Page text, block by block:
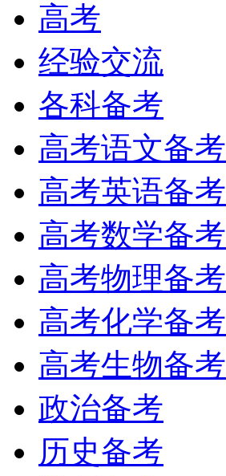
高考
经验交流
各科备考
高考语文备考
高考英语备考
高考数学备考
高考物理备考
高考化学备考
高考生物备考
政治备考
历史备考